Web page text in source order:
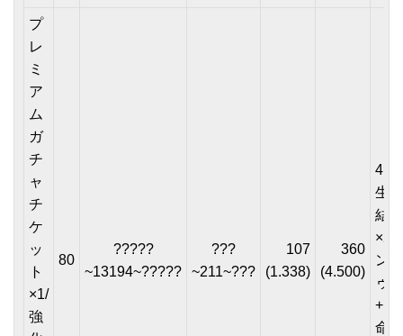
プ
レ
ミ
ア
ム
ガ
チ
ャ
チ
ケ
ッ
ト
×1/
強
80
?????
~13194~?????
???
~211~???
107
(1.338)
360
(4.500)
生
結晶
ン
ゥ)
+1(
命